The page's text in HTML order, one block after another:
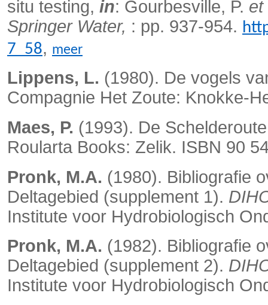
situ testing, in: Gourbesville, P. et
Springer Water, : pp. 937-954.
7_58, meer
Lippens, L. (1980). De vogels
Compagnie Het Zoute: Knokke-
Maes, P. (1993). De
Roularta Books: Zelik. ISBN 90
Pronk, M.A. (1980). Bibliografie
Deltagebied (supplement 1).
Institute voor Hydrobiologisch
Pronk, M.A. (1982). Bibliografie
Deltagebied (supplement 2).
Institute voor Hydrobiologisch